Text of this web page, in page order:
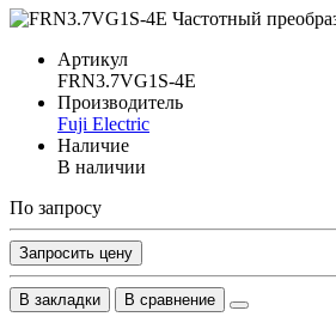
Артикул
FRN3.7VG1S-4E
Производитель
Fuji Electric
Наличие
В наличии
По запросу
Запросить цену
В закладки В сравнение